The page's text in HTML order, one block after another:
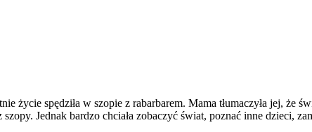
życie spędziła w szopie z rabarbarem. Mama tłumaczyła jej,
Jednak bardzo chciała zobaczyć świat, poznać inne dzieci,